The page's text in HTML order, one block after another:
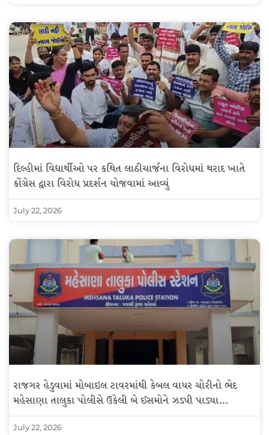
દિલ્હીમાં વિદ્યાર્થીઓ પર કથિત લાઠીચાર્જના વિરોધમાં થરાદ ખાતે
કોંગ્રેસ દ્વારા વિરોધ પ્રદર્શન યોજવામાં આવ્યું
July 22, 2026
રાજગર હેડુવામાં મોબાઇલ ટાવરમાંથી કેબલ વાયર ચોરીનો ભેદ
મહેસાણા તાલુકા પોલીસે ઉકેલી બે ઈસમોને ઝડપી પાડ્યા…
July 22, 2026